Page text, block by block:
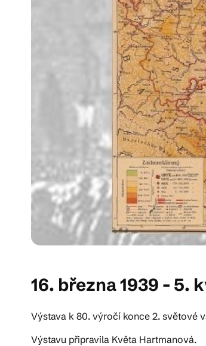
16. března 1939 - 5.
Výstava k 80. výročí konce 2. světové
Výstavu připravila Květa Hartmanová.